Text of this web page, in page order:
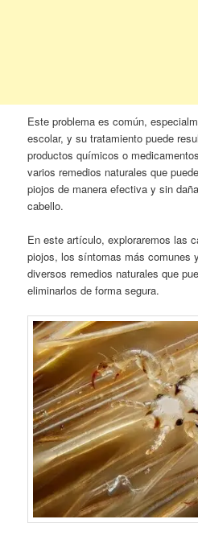
Este problema es común,
escolar, y su tratamiento puede
productos químicos o
varios remedios naturales que
piojos de manera efectiva y sin
cabello.
En este artículo, exploraremos las
piojos, los síntomas más comunes
diversos remedios naturales que
eliminarlos de forma segura.